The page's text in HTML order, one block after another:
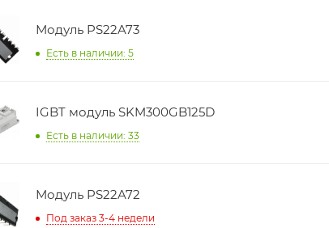
Модуль PS22A73
Есть в наличии: 5
IGBT модуль SKM300GB125D
Есть в наличии: 33
Модуль PS22A72
Под заказ 3-4 недели